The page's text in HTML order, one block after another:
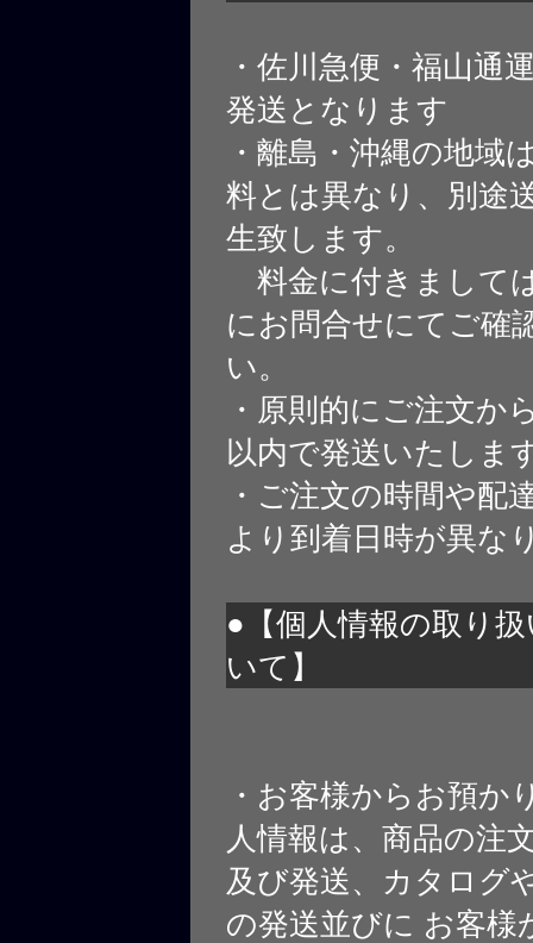
・佐川急便・福山通
発送となります
・離島・沖縄の地域
料とは異なり、別途
生致します。
料金に付きまして
にお問合せにてご確
い。
・原則的にご注文か
以内で発送いたしま
・ご注文の時間や配
より到着日時が異な
●【個人情報の取り
いて】
・お客様からお預か
人情報は、商品の注
及び発送、カタログ
の発送並びに お客様